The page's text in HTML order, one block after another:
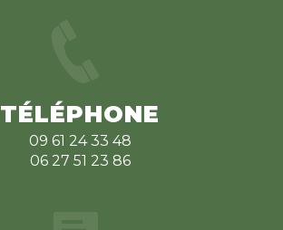
TÉLÉPHONE
09 61 24 33 48
06 27 51 23 86